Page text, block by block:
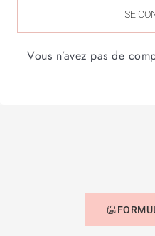
SE
Vous n’avez pas de